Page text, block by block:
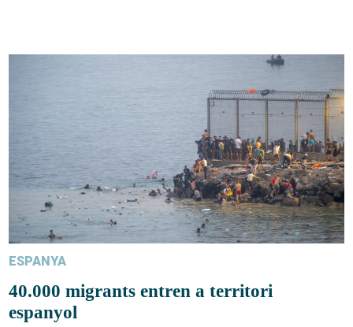
ESPANYA
40.000 migrants entren a territori
espanyol